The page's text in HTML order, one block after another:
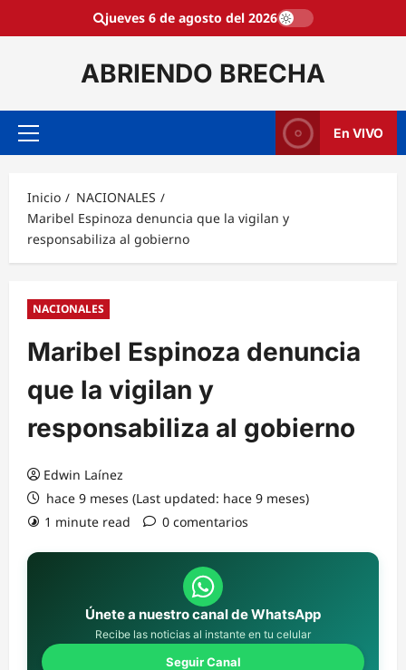
jueves 6 de agosto del 2026
ABRIENDO BRECHA
Menú
En VIVO
Inicio
NACIONALES
Maribel Espinoza denuncia que la vigilan y
responsabiliza al gobierno
NACIONALES
Maribel Espinoza denuncia
que la vigilan y
responsabiliza al gobierno
Edwin Laínez
hace 9 meses (Last updated: hace 9 meses)
1 minute read
0 comentarios
Únete a nuestro canal de WhatsApp
Recibe las noticias al instante en tu celular
Seguir Canal